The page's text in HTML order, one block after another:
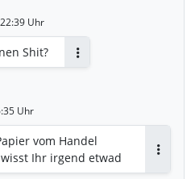
Uhr
Shit?
Uhr
vom Handel
Ihr irgend etwad